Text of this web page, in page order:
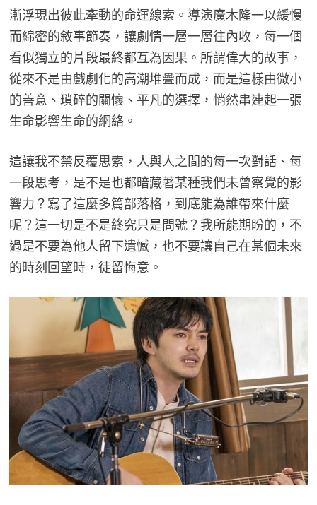
漸浮現出彼此牽動的命運線索。導演廣木隆一以緩慢
而綿密的敘事節奏，讓劇情一層一層往內收，每一個
看似獨立的片段最終都互為因果。所謂偉大的故事，
從來不是由戲劇化的高潮堆疊而成，而是這樣由微小
的善意、瑣碎的關懷、平凡的選擇，悄然串連起一張
生命影響生命的網絡。
這讓我不禁反覆思索，人與人之間的每一次對話、每
一段思考，是不是也都暗藏著某種我們未曾察覺的影
響力？寫了這麼多篇部落格，到底能為誰帶來什麼
呢？這一切是不是終究只是問號？我所能期盼的，不
過是不要為他人留下遺憾，也不要讓自己在某個未來
的時刻回望時，徒留悔意。